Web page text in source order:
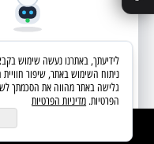
שאלו את העוזר
מחפשים מוצר? אני כאן
בואו נתחיל
ניתוח השימוש באתר, שיפור
גלישה באתר מהווה את הסכמתך
הפרטיות. מדיניות הפרטיות